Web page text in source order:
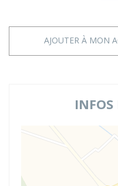
AJOUTER À MON
INFOS